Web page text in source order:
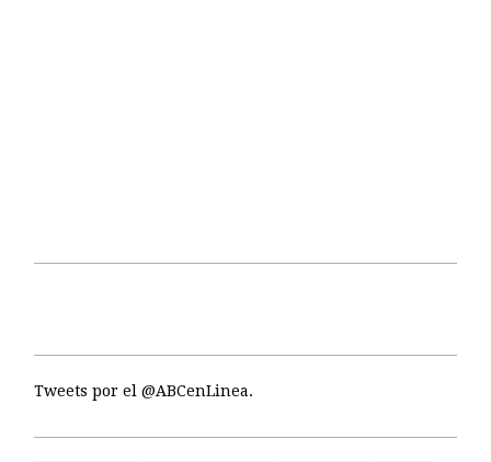
Tweets por el @ABCenLinea.